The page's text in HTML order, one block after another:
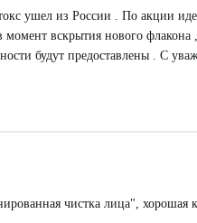
ушел из России . По акции
вскрытия нового
будут предоставлены . С
чистка лица",